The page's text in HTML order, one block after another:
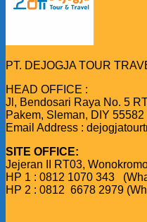
PT. DEJOGJA TOUR
HEAD OFFICE :
Jl, Bendosari Raya No. 5
Pakem, Sleman, DIY 55582
Email Address :
SITE OFFICE:
Jejeran II RT03,
HP 1 : 0812 1070 343
HP 2 : 0812 6678 2979